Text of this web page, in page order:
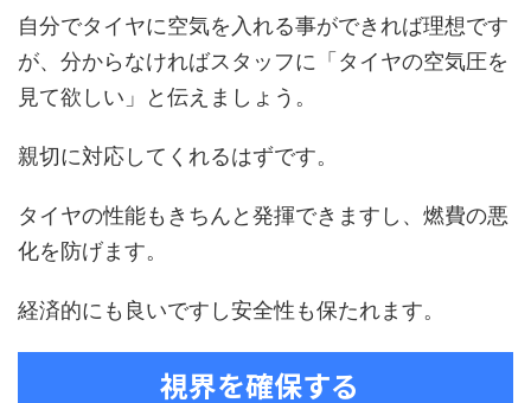
自分でタイヤに空気を入れる事ができれば理想です
が、分からなければスタッフに「タイヤの空気圧を
見て欲しい」と伝えましょう。
親切に対応してくれるはずです。
タイヤの性能もきちんと発揮できますし、燃費の悪
化を防げます。
経済的にも良いですし安全性も保たれます。
視界を確保する